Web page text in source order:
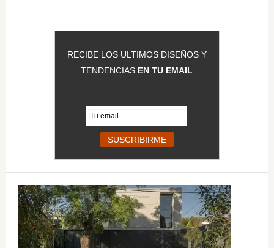
RECIBE LOS ULTIMOS DISEÑOS Y
TENDENCIAS EN TU EMAIL